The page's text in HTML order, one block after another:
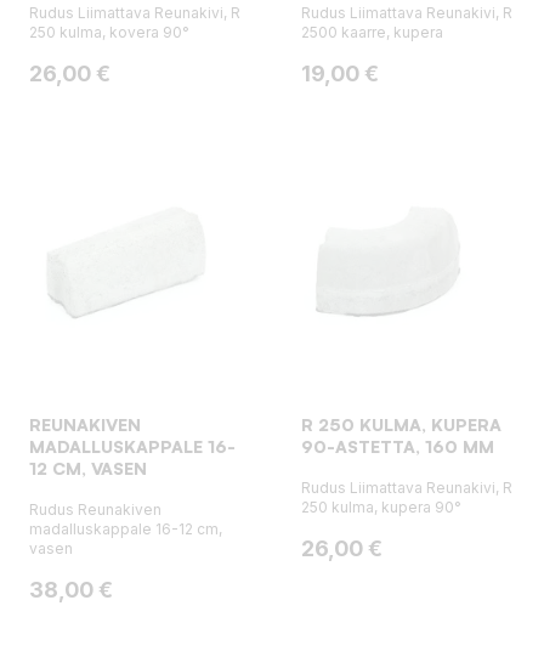
Rudus Liimattava Reunakivi, R
250 kulma, kovera 90°
Hinta
26,00 €
Rudus Liimattava Reunakivi, R
2500 kaarre, kupera
Hinta
19,00 €
REUNAKIVEN
MADALLUSKAPPALE 16-
12 CM, VASEN
Rudus Reunakiven
madalluskappale 16-12 cm,
vasen
Hinta
38,00 €
R 250 KULMA, KUPERA
90-ASTETTA, 160 MM
Rudus Liimattava Reunakivi, R
250 kulma, kupera 90°
Hinta
26,00 €